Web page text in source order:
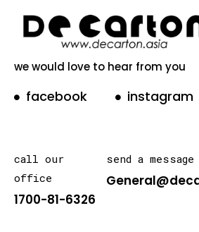
we would love to hear from you
facebook instagram
call our
office
1700-81-6326
send a message